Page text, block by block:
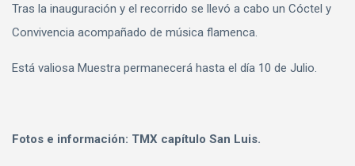
Tras la inauguración y el recorrido se llevó a cabo un Cóctel y
Convivencia acompañado de música flamenca.
Está valiosa Muestra permanecerá hasta el día 10 de Julio.
Fotos e información: TMX capítulo San Luis.